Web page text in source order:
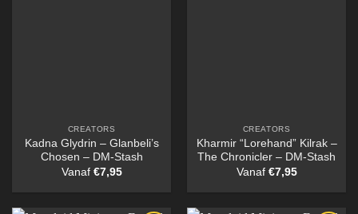
CREATORS
Kadna Glydrin – Glanbeli’s
Chosen – DM-Stash
Vanaf €7,95
CREATORS
Kharmir “Lorehand” Kilrak –
The Chronicler – DM-Stash
Vanaf €7,95